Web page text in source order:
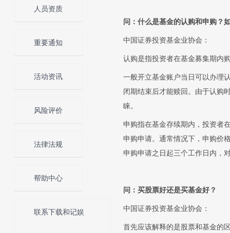
人员资质
重要通知
活动资讯
风险评价
法律法规
帮助中心
联系下载和记娱
问：什么是基金的认购和申购？
中国证券投资基金业协会：
认购是指投资者在基金募集期内
一般开立基金账户当日可以办理
闭期结束后才能赎回。由于认购
睐。
申购指在基金存续期内，投资者
申购申请。通常情况下，申购价
申购申请之日起三个工作日内，
问：买股票好还是买基金好？
中国证券投资基金业协会：
首先应该解释的是股票和基金的